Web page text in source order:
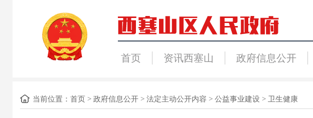
首页 资讯西塞山 政府信息公开
当前位置： 首页> 政府信息公开> 法定主动公开内容 > 公益事业建设 > 卫生健康